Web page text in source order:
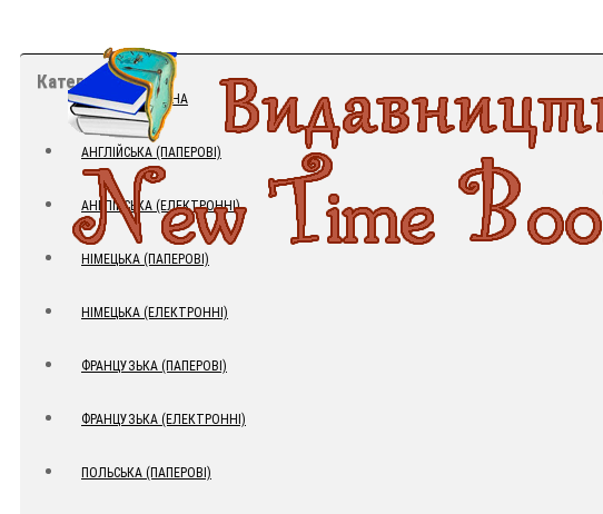
Категорії
ГОЛОВНА
АНГЛІЙСЬКА (ПАПЕРОВІ)
АНГЛІЙСЬКА (ЕЛЕКТРОННІ)
НІМЕЦЬКА (ПАПЕРОВІ)
НІМЕЦЬКА (ЕЛЕКТРОННІ)
ФРАНЦУЗЬКА (ПАПЕРОВІ)
ФРАНЦУЗЬКА (ЕЛЕКТРОННІ)
ПОЛЬСЬКА (ПАПЕРОВІ)